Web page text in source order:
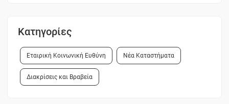
Κατηγορίες
Εταιρική Κοινωνική Ευθύνη Νέα Καταστήματα
Διακρίσεις και Βραβεία